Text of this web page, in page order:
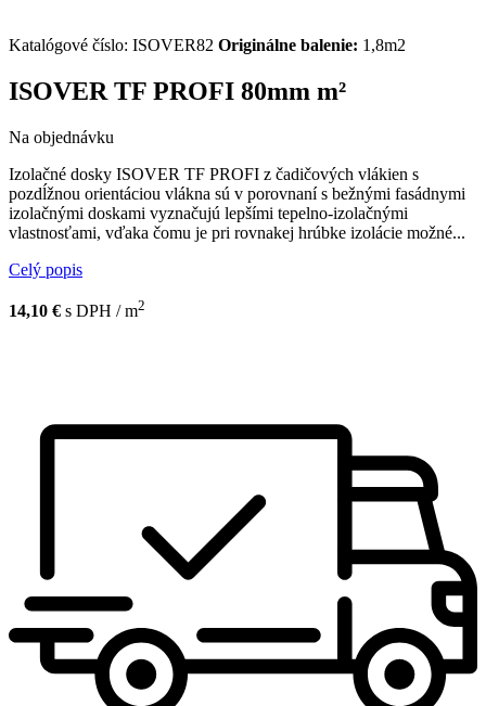
Katalógové číslo: ISOVER82 Originálne balenie: 1,8m2
ISOVER TF PROFI 80mm m²
Na objednávku
Izolačné dosky ISOVER TF PROFI z čadičových vlákien s
pozdĺžnou orientáciou vlákna sú v porovnaní s bežnými fasádnymi
izolačnými doskami vyznačujú lepšími tepelno-izolačnými
vlastnosťami, vďaka čomu je pri rovnakej hrúbke izolácie možné...
Celý popis
14,10 € s DPH / m2